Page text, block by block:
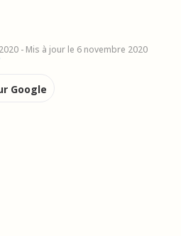
- Mis à jour le 6 novembre 2020
Google